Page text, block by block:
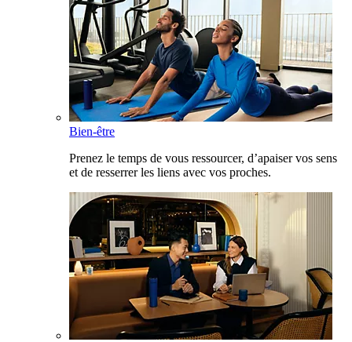
Bien-être
Prenez le temps de vous ressourcer, d’apaiser vos sens
et de resserrer les liens avec vos proches.